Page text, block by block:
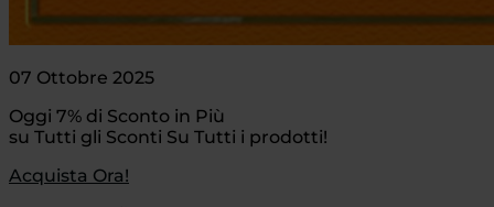
07 Ottobre 2025
Oggi 7% di Sconto in Più
su Tutti gli Sconti Su Tutti i prodotti!
Acquista Ora!